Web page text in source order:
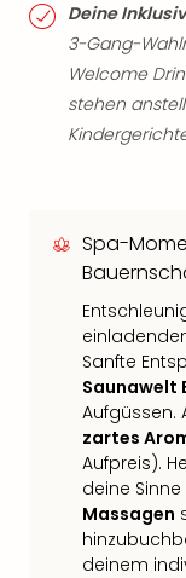
Deine
3-Gang-
Welcome
stehen
Spa-
Sanfte
Saunawelt
Aufgüssen.
zartes
Aufpreis).
deine
Massagen
deinem